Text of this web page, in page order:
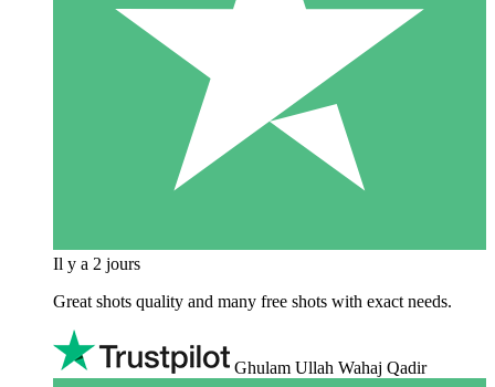
Il y a 2 jours
Great shots quality and many free shots with exact needs.
Ghulam Ullah Wahaj Qadir